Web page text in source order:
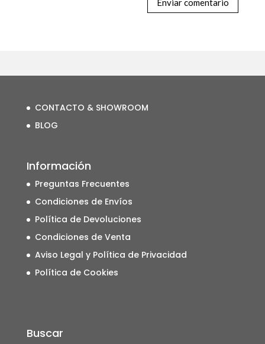
CONTACTO & SHOWROOM
BLOG
Información
Preguntas Frecuentes
Condiciones de Envíos
Política de Devoluciones
Condiciones de Venta
Aviso Legal y Política de Privacidad
Política de Cookies
Buscar